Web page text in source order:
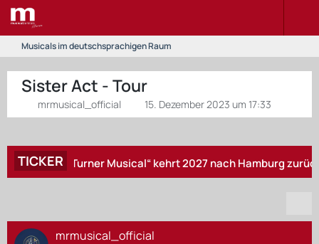
Musicals im deutschsprachigen Raum
Sister Act - Tour
mrmusical_official 15. Dezember 2023 um 17:33
TICKER
Tina Turner Musical“ kehrt 2027 nach Hamburg zurück –
mrmusical_official